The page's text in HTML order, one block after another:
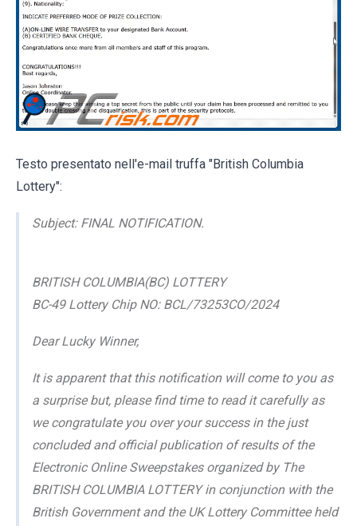
Testo presentato nell'e-mail truffa "British Columbia
Lottery":
Subject: FINAL NOTIFICATION.
BRITISH COLUMBIA(BC) LOTTERY
BC-49 Lottery Chip NO: BCL/73253CO/2024
Dear Lucky Winner,
It is apparent that this notification will come to you as
a surprise but, please find time to read it carefully as
we congratulate you over your success in the just
concluded and official publication of results of the
Electronic Online Sweepstakes organized by The
BRITISH COLUMBIA LOTTERY in conjunction with the
British Government and the UK Lottery Committee held